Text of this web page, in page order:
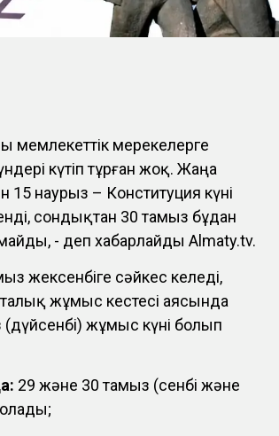
мерекелерге
күтіп тұрған жоқ. Жаңа
15 наурыз – Конституция күні
сондықтан 30 тамыз бұдан
- деп хабарлайды Almaty.tv.
жексенбіге сәйкес келеді,
жұмыс кестесі аясында
жұмыс күні болып
29 және 30 тамыз (сенбі және